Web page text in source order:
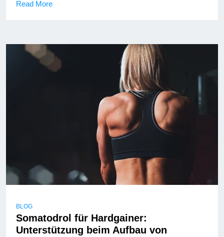
Read More
BLOG
Somatodrol für Hardgainer:
Unterstützung beim Aufbau von